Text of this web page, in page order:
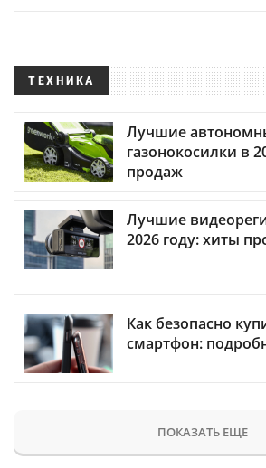
ТЕХНИКА
Лучшие
газонокосилки в
продаж
Лучшие
2026 году: хиты
Как безопасно
смартфон:
ПОКАЗАТЬ ЕЩЕ